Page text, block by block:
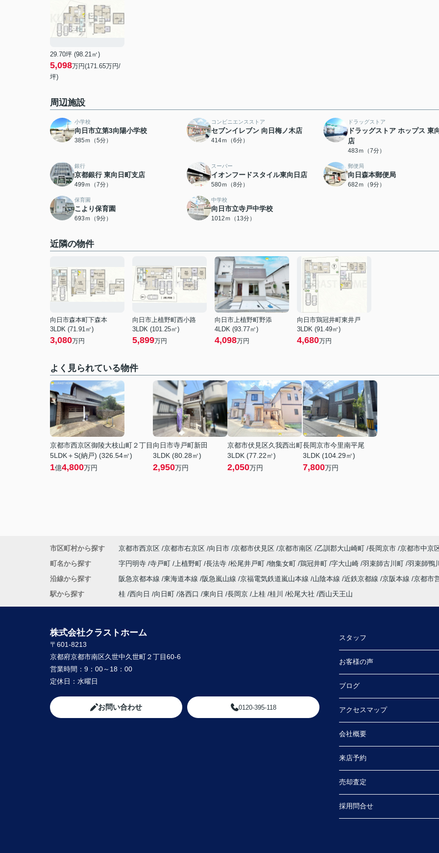
29.70坪 (98.21㎡)
5,098万円(171.65万円/
坪)
周辺施設
小学校
向日市立第3向陽小学校
385ｍ（5分）
コンビニエンスストア
セブンイレブン 向日梅ノ木店
414ｍ（6分）
ドラッグストア
ドラッグストア ホップス 東
店
483ｍ（7分）
銀行
京都銀行 東向日町支店
499ｍ（7分）
スーパー
イオンフードスタイル東向日店
580ｍ（8分）
郵便局
向日森本郵便局
682ｍ（9分）
保育園
こより保育園
693ｍ（9分）
中学校
向日市立寺戸中学校
1012ｍ（13分）
近隣の物件
向日市森本町下森本
3LDK (71.91㎡)
3,080万円
向日市上植野町西小路
3LDK (101.25㎡)
5,899万円
向日市上植野町野添
4LDK (93.77㎡)
4,098万円
向日市鶏冠井町東井戸
3LDK (91.49㎡)
4,680万円
よく見られている物件
京都市西京区御陵大枝山町２丁目
5LDK＋S(納戸) (326.54㎡)
1億4,800万円
向日市寺戸町新田
3LDK (80.28㎡)
2,950万円
京都市伏見区久我西出町
3LDK (77.22㎡)
2,050万円
長岡京市今里南平尾
3LDK (104.29㎡)
7,800万円
市区町村から探す 京都市西京区 京都市右京区 向日市 京都市伏見区 京都市南区 乙訓郡大山崎町 長岡京市 京都市中京
町名から探す
字円明寺 寺戸町 上植野町 長法寺 松尾井戸町 物集女町 鶏冠井町 字大山崎 羽束師古川町 羽束師鴨
沿線から探す
阪急京都本線 東海道本線 阪急嵐山線 京福電気鉄道嵐山本線 山陰本線 近鉄京都線 京阪本線 京都市
駅から探す
桂 西向日 向日町 洛西口 東向日 長岡京 上桂 桂川 松尾大社 西山天王山
株式会社クラストホーム
〒601-8213
京都府京都市南区久世中久世町２丁目60-6
営業時間： 9：00～18：00
定休日： 水曜日
お問い合わせ 0120-395-118
スタッフ
お客様の声
ブログ
アクセスマップ
会社概要
来店予約
売却査定
採用問合せ